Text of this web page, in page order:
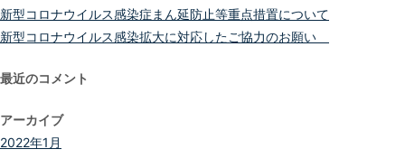
新型コロナウイルス感染症まん延防止等重点措置について
新型コロナウイルス感染拡大に対応したご協力のお願い
最近のコメント
アーカイブ
2022年1月